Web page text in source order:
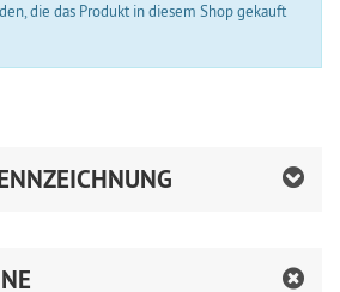
die das Produkt in diesem Shop gekauft